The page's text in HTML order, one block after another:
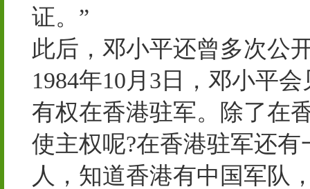
证。”
此后，邓小平还曾多次公
1984年10月3日，邓小平
有权在香港驻军。除了在
使主权呢?在香港驻军还
人，知道香港有中国军队